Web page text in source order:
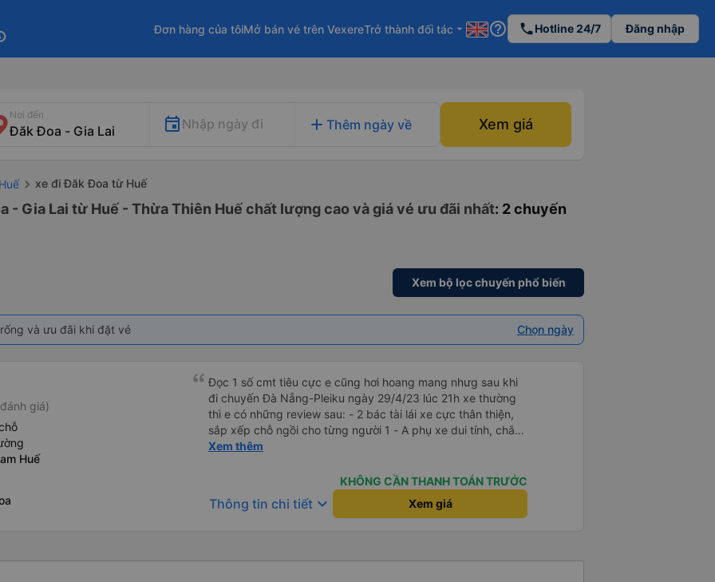
Đơn hàng của tôiMở bán vé trên VexereTrở thành đối tác arrow_drop_down help_outline phoneHotline 24/7 Đăng nhập
Nơi đến
Nhập ngày đi add Thêm ngày về Xem giá
xe đi Đăk Đoa từ Huế
- Gia Lai từ Huế - Thừa Thiên Huế chất lượng cao và giá vé ưu đãi nhất: 2 chuyến
Xem bộ lọc chuyến phổ biến
và ưu đãi khi đặt vé Chọn ngày
giá)
Huế
Đọc 1 số cmt tiêu cực e cũng hơi hoang mang nhưg sau khi
đi chuyến Đà Nẵng-Pleiku ngày 29/4/23 lúc 21h xe thường
thì e có những review sau: - 2 bác tài lái xe cực thân thiện,
sắp xếp chỗ ngồi cho từng người 1 - A phụ xe dui tính, chắc
cùng tần số nên nói câu nào là cười câu đó - Xe xuất bến
nên cũng k đòi hỏi gì nhìu hơn. Nhưng nhìn chug khá ổn, có
dừng lại để đi vệ sinh.
Xem thêm
KHÔNG CẦN THANH TOÁN TRƯỚC
Thông tin chi tiết keyboard_arrow_down Xem giá